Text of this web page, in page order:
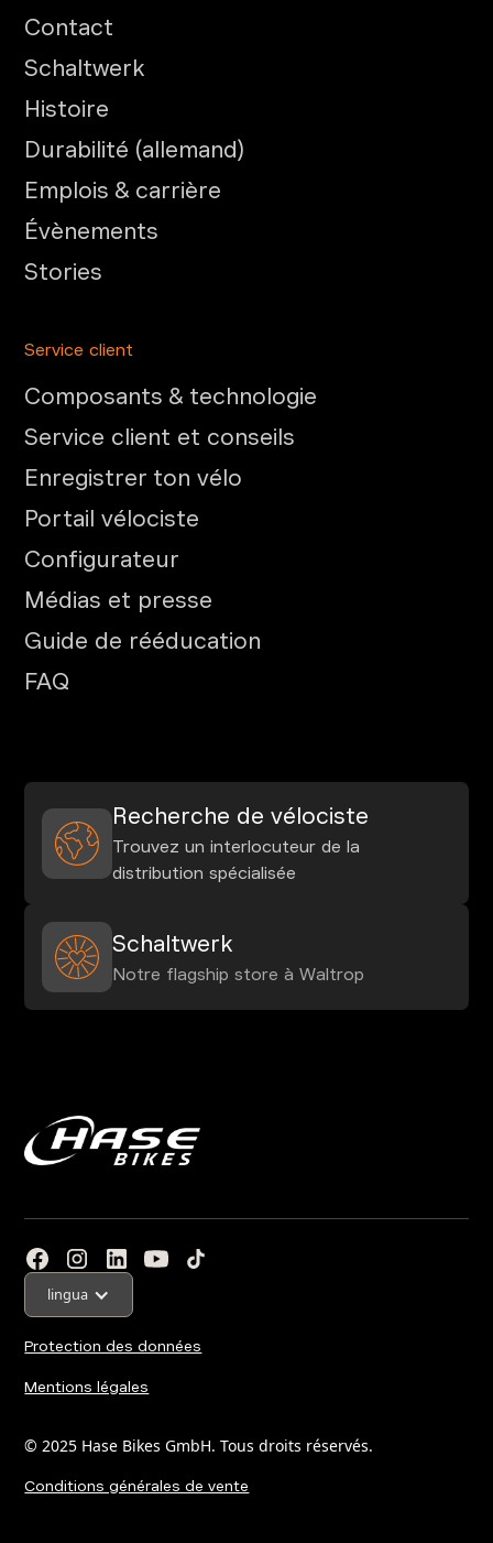
Contact
Schaltwerk
Histoire
Durabilité (allemand)
Emplois & carrière
Évènements
Stories
Service client
Composants & technologie
Service client et conseils
Enregistrer ton vélo
Portail vélociste
Configurateur
Médias et presse
Guide de rééducation
FAQ
Recherche de vélociste
Trouvez un interlocuteur de la
distribution spécialisée
Schaltwerk
Notre flagship store à Waltrop
lingua
© 2025 Hase Bikes GmbH. Tous droits réservés.
Protection des données
Mentions légales
Conditions générales de vente